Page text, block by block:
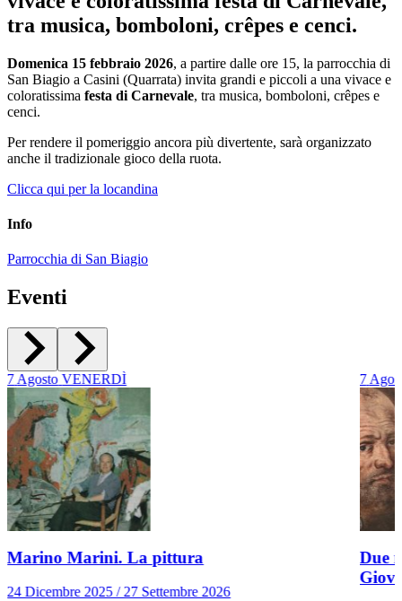
tra musica, bomboloni, crêpes e cenci.
Domenica 15 febbraio 2026, a partire dalle ore 15, la parrocchia di
San Biagio a Casini (Quarrata) invita grandi e piccoli a una vivace e
coloratissima festa di Carnevale, tra musica, bomboloni, crêpes e
cenci.
Per rendere il pomeriggio ancora più divertente, sarà organizzato
anche il tradizionale gioco della ruota.
Clicca qui per la locandina
Info
Parrocchia di San Biagio
Eventi
7Agosto VENERDÌ
Marino Marini. La pittura
24 Dicembre 2025 / 27 Settembre 2026
7
Due